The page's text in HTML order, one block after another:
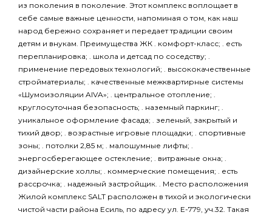
из поколения в поколение. Этот комплекс воплощает в
себе самые важные ценности, напоминая о том, как наш
народ бережно сохраняет и передает традиции своим
детям и внукам. Преимущества ЖК . комфорт-класс; . есть
перепланировка; . школа и детсад по соседству; .
применение передовых технологий; . высококачественные
стройматериалы; . качественные межквартирные системы
«Шумоизоляции AIVA»; . центральное отопление; .
круглосуточная безопасность; . наземный паркинг; .
уникальное оформление фасада; . зеленый, закрытый и
тихий двор; . возрастные игровые площадки; . спортивные
зоны; . потолки 2,85 м; . малошумные лифты; .
энергосберегающее остекление; . витражные окна; .
дизайнерские холлы; . коммерческие помещения; . есть
рассрочка; . надежный застройщик. . Место расположения
Жилой комплекс SALT расположен в тихой и экологически
чистой части района Есиль, по адресу ул. Е-779, уч.32. Такая